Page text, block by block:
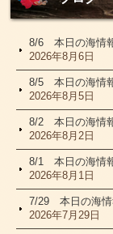
8/6 本日の海情
2026年8月6日
8/5 本日の海情
2026年8月5日
8/2 本日の海情
2026年8月2日
8/1 本日の海情
2026年8月1日
7/29 本日の海情
2026年7月29日